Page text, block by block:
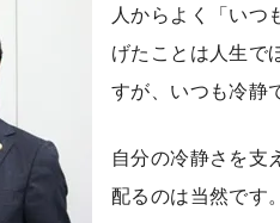
人からよく「いつ
げたことは人生で
すが、いつも冷静
自分の冷静さを支
配るのは当然です